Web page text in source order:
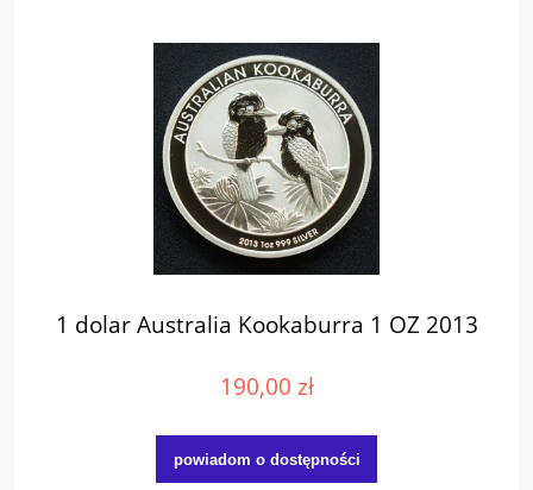
1 dolar Australia Kookaburra 1 OZ 2013
190,00 zł
powiadom o dostępności